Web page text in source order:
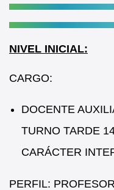
NIVEL INICIAL:
CARGO:
DOCENTE
TURNO TARDE
CARÁCTER
PERFIL: